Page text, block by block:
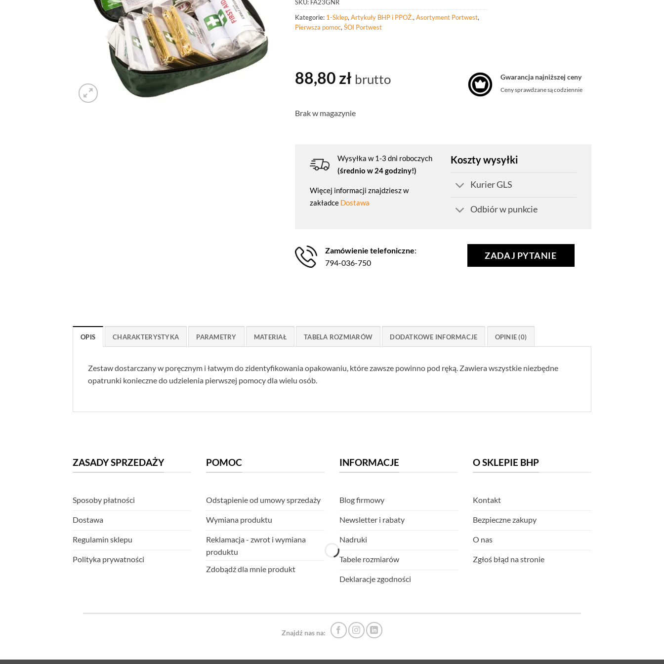
SKU: FA23GNR
Kategorie: 1-Sklep, Artykuły BHP i PPOŻ., Asortyment Portwest,
Pierwsza pomoc, ŚOI Portwest
88,80 zł brutto
Brak w magazynie
Gwarancja najniższej ceny
Ceny sprawdzane są codziennie
Wysyłka w 1-3 dni roboczych
(średnio w 24 godziny!)
Więcej informacji znajdziesz w
zakładce Dostawa
Koszty wysyłki
Kurier GLS
Odbiór w punkcie
Zamówienie telefoniczne:
794-036-750
ZADAJ PYTANIE
OPIS CHARAKTERYSTYKA PARAMETRY MATERIAŁ TABELA ROZMIARÓW DODATKOWE INFORMACJE OPINIE (0)
Zestaw dostarczany w poręcznym i łatwym do zidentyfikowania opakowaniu, które zawsze powinno pod ręką. Zawiera wszystkie niezbędne
opatrunki konieczne do udzielenia pierwszej pomocy dla wielu osób.
ZASADY SPRZEDAŻY
Sposoby płatności
Dostawa
Regulamin sklepu
Polityka prywatności
POMOC
Odstąpienie od umowy sprzedaży
Wymiana produktu
Reklamacja - zwrot i wymiana
produktu
Zdobądź dla mnie produkt
INFORMACJE
Blog firmowy
Newsletter i rabaty
Nadruki
Tabele rozmiarów
Deklaracje zgodności
O SKLEPIE BHP
Kontakt
Bezpieczne zakupy
O nas
Zgłoś błąd na stronie
Znajdź nas na: